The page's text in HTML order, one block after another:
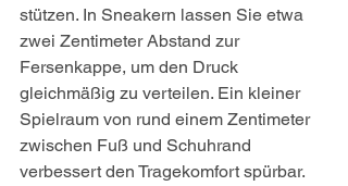
stützen. In Sneakern lassen Sie etwa
zwei Zentimeter Abstand zur
Fersenkappe, um den Druck
gleichmäßig zu verteilen. Ein kleiner
Spielraum von rund einem Zentimeter
zwischen Fuß und Schuhrand
verbessert den Tragekomfort spürbar.